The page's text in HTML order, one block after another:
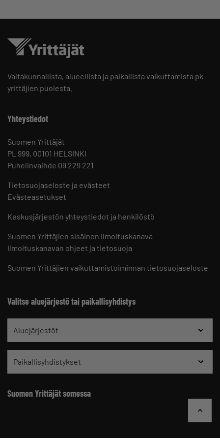
Valtakunnallista, alueellista ja paikallista vaikuttamista pk-
yrittäjien puolesta.
Yhteystiedot
Suomen Yrittäjät
PL 999, 00101 HELSINKI
Puhelinvaihde 09 229 221
Tietosuojaseloste ja evästeet
Evästeasetukset
Keskusjärjestön yhteystiedot ja henkilöstö
Suomen Yrittäjien sisäinen ilmoituskanava
Ilmoituskanavan ohjeet ja tietosuoja
Suomen Yrittäjien vaikuttamistoiminnan tietosuojaseloste
Valitse aluejärjestö tai paikallisyhdistys
Aluejärjestöt
Paikallisyhdistykset
Suomen Yrittäjät somessa